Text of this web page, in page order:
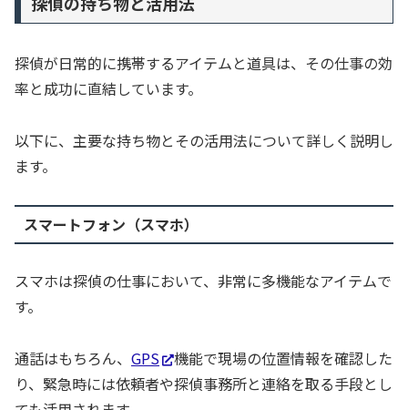
探偵が日常的に携帯するアイテムと道具は、その仕事の効
率と成功に直結しています。
以下に、主要な持ち物とその活用法について詳しく説明し
ます。
スマートフォン（スマホ）
スマホは探偵の仕事において、非常に多機能なアイテムで
す。
通話はもちろん、 GPS
機能で現場の位置情報を確認した
り、緊急時には依頼者や探偵事務所と連絡を取る手段とし